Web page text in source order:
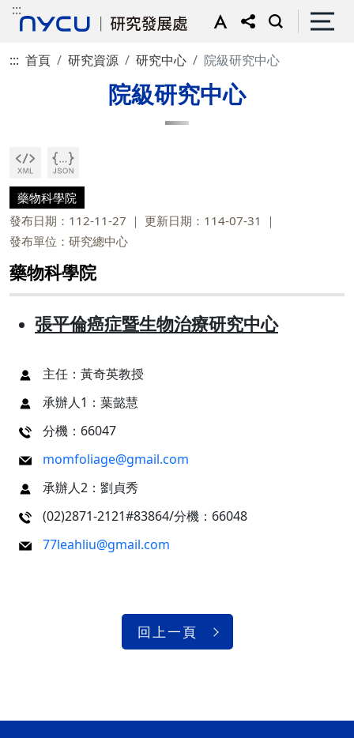
:::
::: 首頁 研究資源 研究中心 院級研究中心
院級研究中心
藥物科學院
發布日期：112-11-27
更新日期：114-07-31
發布單位：研究總中心
藥物科學院
張平倫癌症暨生物治療研究中心
主任：黃奇英教授
承辦人1：葉懿慧
分機：66047
momfoliage@gmail.com
承辦人2：劉貞秀
(02)2871-2121#83864/分機：66048
77leahliu@gmail.com
回上一頁